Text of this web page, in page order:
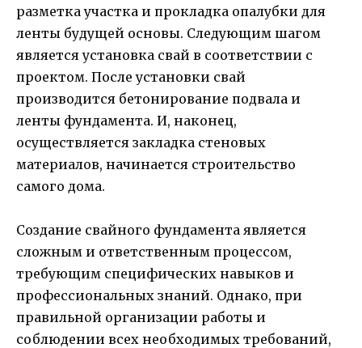
разметка участка и прокладка опалубки для
ленты будущей основы. Следующим шагом
является установка свай в соответствии с
проектом. После установки свай
производится бетонирование подвала и
ленты фундамента. И, наконец,
осуществляется закладка стеновых
материалов, начинается строительство
самого дома.
Создание свайного фундамента является
сложным и ответственным процессом,
требующим специфических навыков и
профессиональных знаний. Однако, при
правильной организации работы и
соблюдении всех необходимых требований,